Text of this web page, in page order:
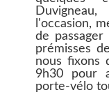
l'occasion,
de
prémisses
nous fixons
9h30 pour
porte-vélo